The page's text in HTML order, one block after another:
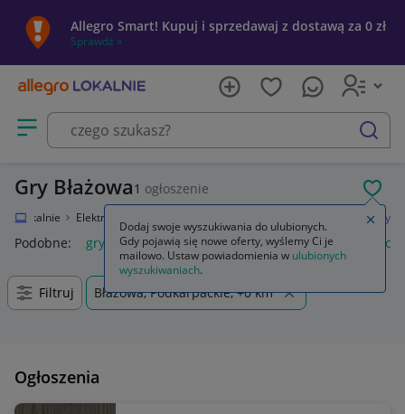
Allegro Smart! Kupuj i sprzedawaj z dostawą za 0 zł
Sprawdź »
Otwórz menu z kategoriami
szukaj
Gry Błażowa1 ogłoszenie
Lokalnie Elektronika Gry
Podobne: gry gry ps5 gry ps4 karty do gry gry
Filtruj Błażowa, Podkarpackie, +0 km
Ogłoszenia
Dodaj swoje wyszukiwania do ulubionych.
Gdy pojawią się nowe oferty, wyślemy Ci je
mailowo. Ustaw powiadomienia w ulubionych
wyszukiwaniach.